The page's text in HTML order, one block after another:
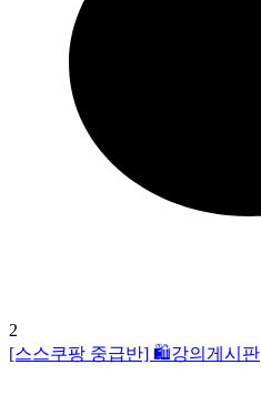
2
[스스쿠팡 중급반] 🛍️강의게시판